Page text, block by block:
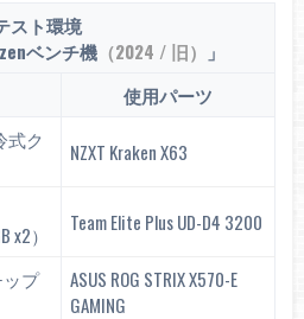
x8 + x4 + x4
–
–
$ 129
14800 円
スト環境
ベンチ機 （2024 / 旧）
」
使用パーツ
式ク
NZXT Kraken X63
x2）
Team Elite Plus UD-D4 3200
ップ
ASUS ROG STRIX X570-E
GAMING